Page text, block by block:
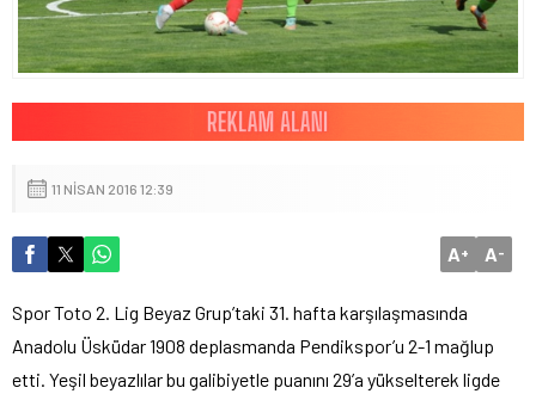
11 NISAN 2016 12:39
A+ A-
Spor Toto 2. Lig Beyaz Grup’taki 31. hafta karşılaşmasında
Anadolu Üsküdar 1908 deplasmanda Pendikspor’u 2-1 mağlup
etti. Yeşil beyazlılar bu galibiyetle puanını 29’a yükselterek ligde